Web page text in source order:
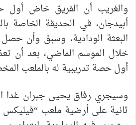
والغريب أن الفريق خاض أول
أبيدجان، في الحديقة الخاصة
البعثة الودادية، وسبق وأن حصل
خلال الموسم الماضي، بعد أن
أول حصة تدريبية له بالملعب
وسيجري رفاق يحيى جبران غدا
ثانية على أرضية ملعب